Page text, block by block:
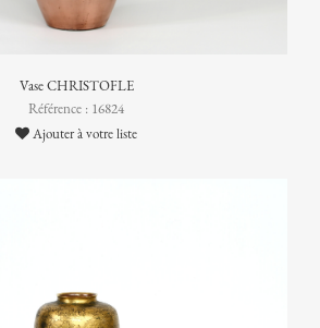
Vase CHRISTOFLE
Référence : 16824
Ajouter à votre liste